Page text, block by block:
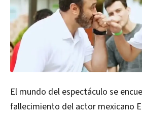
El mundo del espectáculo se
fallecimiento del actor mexicano